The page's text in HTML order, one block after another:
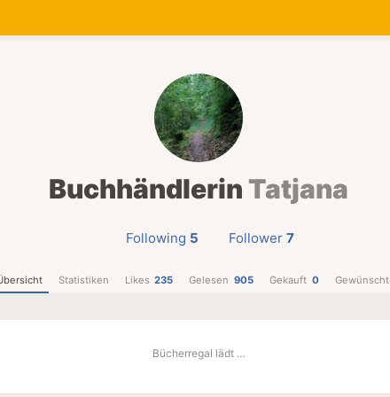
Buchhändlerin Tatjana
Following 5 Follower 7
Statistiken Likes 235 Gelesen 905 Gekauft 0 Gewünscht
Bücherregal lädt …